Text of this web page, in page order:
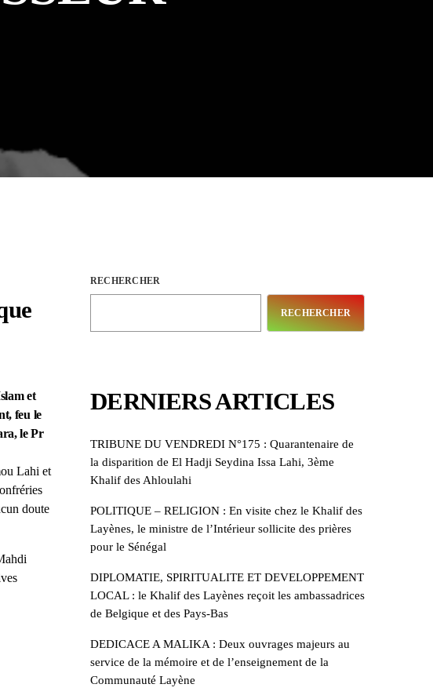
et
feu le
le Pr
Lahi et
doute
RECHERCHER
RECHERCHER
DERNIERS ARTICLES
TRIBUNE DU VENDREDI N°175 : Quarantenaire de
la disparition de El Hadji Seydina Issa Lahi, 3ème
Khalif des Ahloulahi
POLITIQUE – RELIGION : En visite chez le Khalif des
Layènes, le ministre de l’Intérieur sollicite des prières
pour le Sénégal
DIPLOMATIE, SPIRITUALITE ET DEVELOPPEMENT
LOCAL : le Khalif des Layènes reçoit les ambassadrices
de Belgique et des Pays-Bas
DEDICACE A MALIKA : Deux ouvrages majeurs au
service de la mémoire et de l’enseignement de la
Communauté Layène